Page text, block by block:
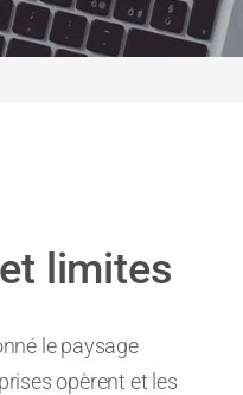
limites
le paysage
opèrent et les